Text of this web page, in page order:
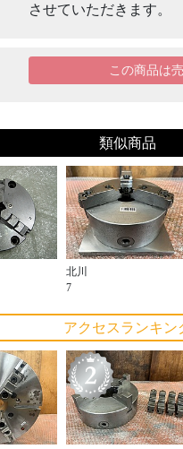
させていただきます。
この商品は
類似商品
北川
7
アクセスランキン